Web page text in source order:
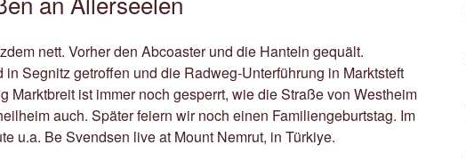
nett. Vorher den Abcoaster und die Hanteln gequält.
in Segnitz getroffen und die Radweg-Unterführung in Marktsteft
Marktbreit ist immer noch gesperrt, wie die Straße von Westheim
auch. Später feiern wir noch einen Familiengeburtstag. Im
u.a. Be Svendsen live at Mount Nemrut, in Türkiye.